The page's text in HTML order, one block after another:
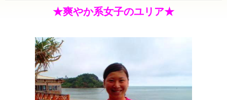
★爽やか系女子のユリア★